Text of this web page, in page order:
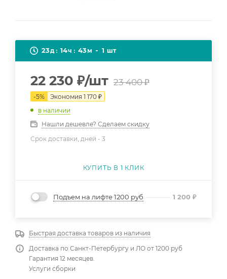
23д 14ч 43м 1 шт
22 230 ₽/шт 23 400₽
-5% Экономия 1 170 ₽
в наличии
Нашли дешевле? Сделаем скидку
Срок доставки, дней - 3
КУПИТЬ В 1 КЛИК
Подъем на лифте 1200 руб 1 200 ₽
Быстрая доставка товаров из наличия
Доставка по Санкт-Петербургу и ЛО от 1200 руб
Гарантия 12 месяцев.
Услуги сборки